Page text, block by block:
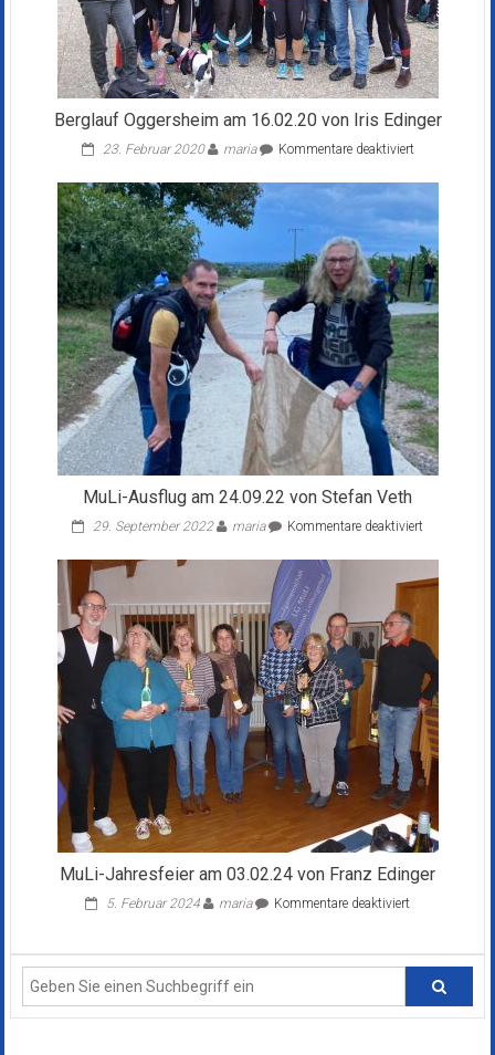
Berglauf Oggersheim am 16.02.20 von Iris Edinger
23. Februar 2020 maria Kommentare deaktiviertfür
am
16.02.20
von
Iris
Edinger
MuLi-Ausflug am 24.09.22 von Stefan Veth
29. September 2022 maria Kommentare deaktiviertfür
am
Stefan
Veth
MuLi-Jahresfeier am 03.02.24 von Franz Edinger
5. Februar 2024 maria Kommentare deaktiviertfür
03.02.24
Franz